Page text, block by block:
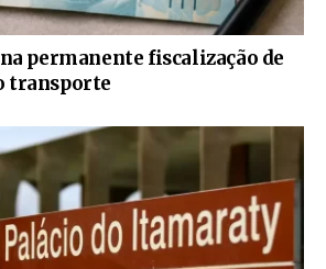
permanente fiscalização de
transporte